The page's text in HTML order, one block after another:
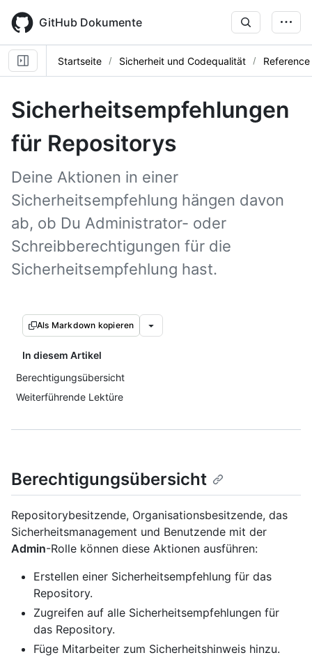
main
content
GitHub Dokumente
Startseite Sicherheit und Codequalität Reference
Sicherheitsempfehlungen
für Repositorys
Deine Aktionen in einer
Sicherheitsempfehlung hängen davon
ab, ob Du Administrator- oder
Schreibberechtigungen für die
Sicherheitsempfehlung hast.
Als Markdown kopieren
In diesem Artikel
Berechtigungsübersicht
Weiterführende Lektüre
Berechtigungsübersicht
Repositorybesitzende, Organisationsbesitzende, das
Sicherheitsmanagement und Benutzende mit der
Admin-Rolle können diese Aktionen ausführen:
Erstellen einer Sicherheitsempfehlung für das
Repository.
Zugreifen auf alle Sicherheitsempfehlungen für
das Repository.
Füge Mitarbeiter zum Sicherheitshinweis hinzu.